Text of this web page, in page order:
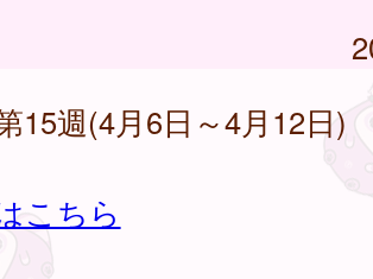
15週(4月6日～4月12日)
こちら